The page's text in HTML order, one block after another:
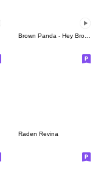
Brown Panda - Hey Bro Cikidaw!
Raden Revina